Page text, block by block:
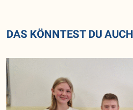
DAS KÖNNTEST DU